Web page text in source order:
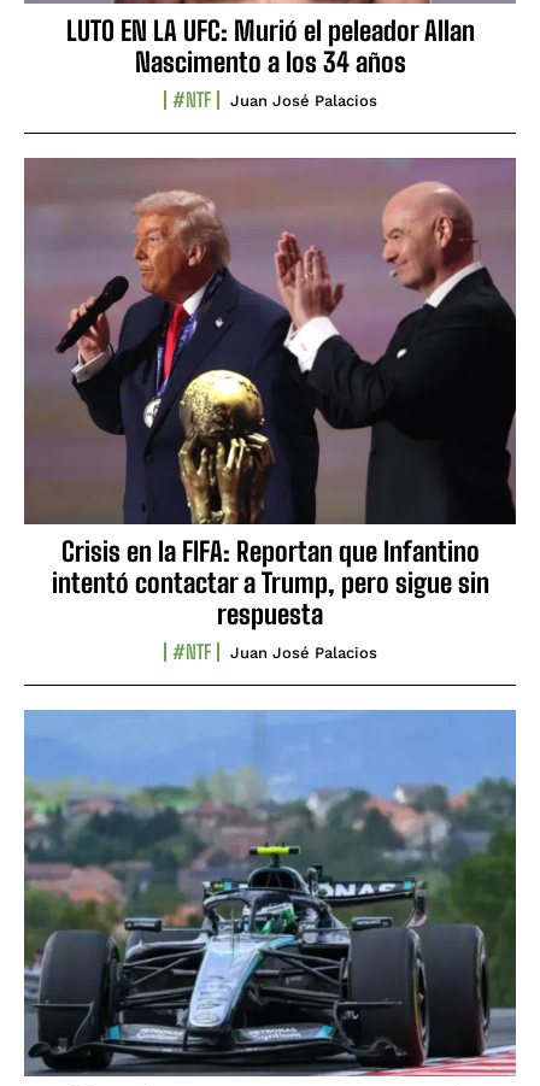
LUTO EN LA UFC: Murió el peleador Allan
Nascimento a los 34 años
#NTF Juan José Palacios
Crisis en la FIFA: Reportan que Infantino
intentó contactar a Trump, pero sigue sin
respuesta
#NTF Juan José Palacios